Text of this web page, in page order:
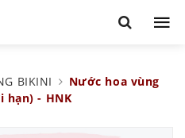
BIKINI
Nước hoa vùng
hạn) - HNK